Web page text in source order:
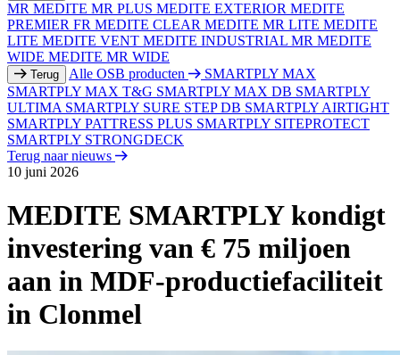
MR MEDITE MR PLUS MEDITE EXTERIOR MEDITE
PREMIER FR MEDITE CLEAR MEDITE MR LITE MEDITE
LITE MEDITE VENT MEDITE INDUSTRIAL MR MEDITE
WIDE MEDITE MR WIDE
Terug Alle OSB producten
SMARTPLY MAX
SMARTPLY MAX T&G SMARTPLY MAX DB SMARTPLY
ULTIMA SMARTPLY SURE STEP DB SMARTPLY AIRTIGHT
SMARTPLY PATTRESS PLUS SMARTPLY SITEPROTECT
SMARTPLY STRONGDECK
Terug naar nieuws
10 juni 2026
MEDITE SMARTPLY kondigt
investering van € 75 miljoen
aan in MDF-productiefaciliteit
in Clonmel